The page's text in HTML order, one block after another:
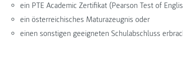
ein PTE Academic Zertifikat (Pearson Test of
ein österreichisches Maturazeugnis oder
einen sonstigen geeigneten Schulabschluss